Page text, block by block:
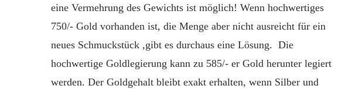
eine Vermehrung des Gewichts ist möglich! Wenn hochwertiges
750/- Gold vorhanden ist, die Menge aber nicht ausreicht für ein
neues Schmuckstück ,gibt es durchaus eine Lösung. Die
hochwertige Goldlegierung kann zu 585/- er Gold herunter legiert
werden. Der Goldgehalt bleibt exakt erhalten, wenn Silber und